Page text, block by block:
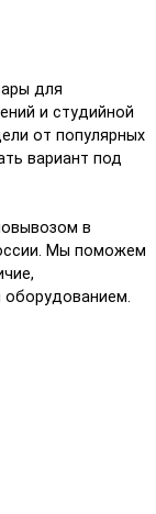
для
и студийной
от популярных
вариант под
в
Мы поможем
оборудованием.